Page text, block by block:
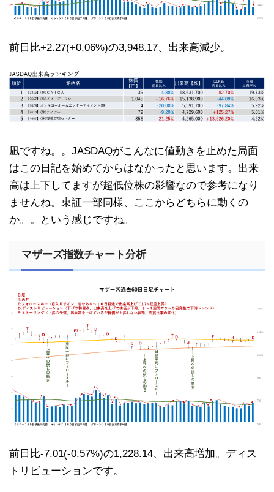
前日比+2.27(+0.06%)の3,948.17、出来高減少。
凪ですね。。JASDAQがこんなに値動きを止めた局面
はこの日記を始めてからはなかったと思います。出来
高は上下してますが超低位株の影響なので参考になり
ませんね。東証一部同様、ここからどちらに動くの
か。。という感じですね。
マザーズ指数チャート分析
前日比-7.01(-0.57%)の1,228.14、出来高増加。ディス
トリビューションです。